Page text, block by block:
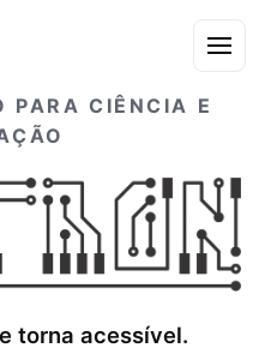
PARA CIÊNCIA E
torna acessível.